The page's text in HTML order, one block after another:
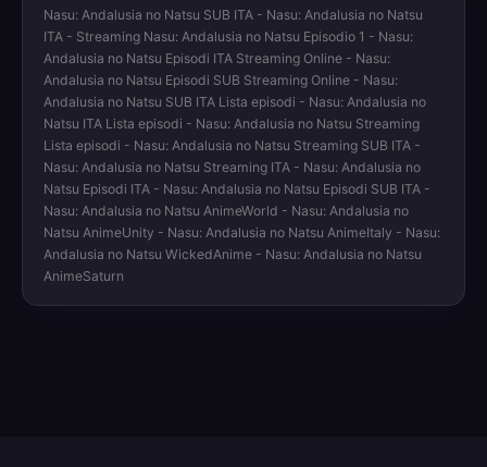
Nasu: Andalusia no Natsu SUB ITA - Nasu: Andalusia no Natsu
ITA - Streaming Nasu: Andalusia no Natsu Episodio 1 - Nasu:
Andalusia no Natsu Episodi ITA Streaming Online - Nasu:
Andalusia no Natsu Episodi SUB Streaming Online - Nasu:
Andalusia no Natsu SUB ITA Lista episodi - Nasu: Andalusia no
Natsu ITA Lista episodi - Nasu: Andalusia no Natsu Streaming
Lista episodi - Nasu: Andalusia no Natsu Streaming SUB ITA -
Nasu: Andalusia no Natsu Streaming ITA - Nasu: Andalusia no
Natsu Episodi ITA - Nasu: Andalusia no Natsu Episodi SUB ITA -
Nasu: Andalusia no Natsu AnimeWorld - Nasu: Andalusia no
Natsu AnimeUnity - Nasu: Andalusia no Natsu AnimeItaly - Nasu:
Andalusia no Natsu WickedAnime - Nasu: Andalusia no Natsu
AnimeSaturn